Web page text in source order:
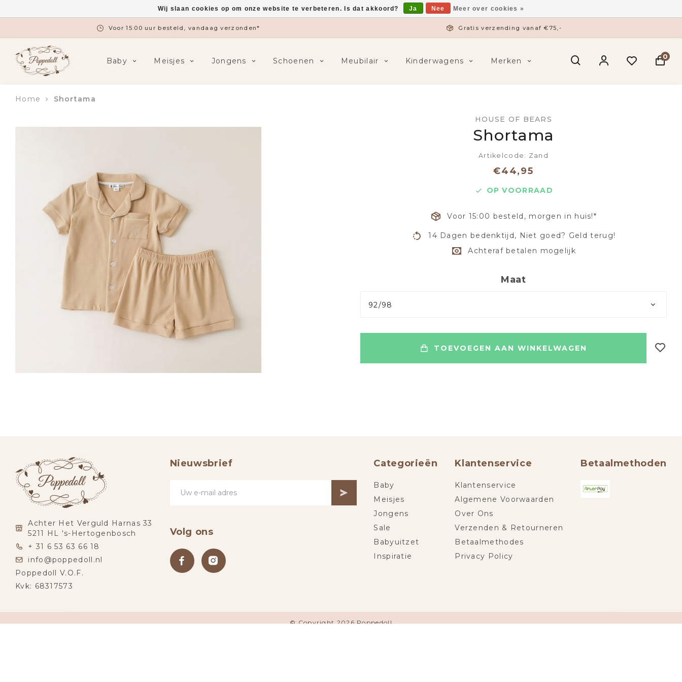
Voor 15:00 uur besteld, vandaag verzonden* Gratis verzending vanaf €75,-
Baby Meisjes Jongens Schoenen Meubilair Kinderwagens Merken 0
Home Shortama
HOUSE OF BEARS
Shortama
Artikelcode: Zand
€44,95
OP VOORRAAD
Voor 15:00 besteld, morgen in huis!*
14 Dagen bedenktijd, Niet goed? Geld terug!
Achteraf betalen mogelijk
Maat
92/98
TOEVOEGEN AAN WINKELWAGEN
Achter Het Verguld Harnas 33
5211 HL 's-Hertogenbosch
+ 31 6 53 63 66 18
info@poppedoll.nl
Poppedoll V.O.F.
Kvk: 68317573
Nieuwsbrief
Volg ons
Categorieën
Baby
Meisjes
Jongens
Sale
Babyuitzet
Inspiratie
Klantenservice
Klantenservice
Algemene Voorwaarden
Over Ons
Verzenden & Retourneren
Betaalmethodes
Privacy Policy
Betaalmethoden
© Copyright 2026 Poppedoll
Wij slaan cookies op om onze website te verbeteren. Is dat akkoord? Ja Nee Meer over cookies »